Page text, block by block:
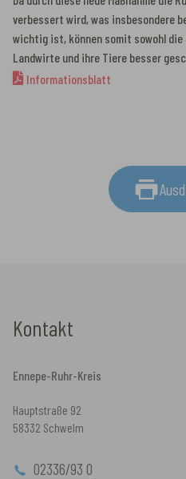
verbessert wird, was insbesondere
wichtig ist, können somit sowohl die
Landwirte und ihre Tiere besser
Informationsblatt
Kontakt
Ennepe-Ruhr-Kreis
Hauptstraße 92
58332 Schwelm
02336/93 0